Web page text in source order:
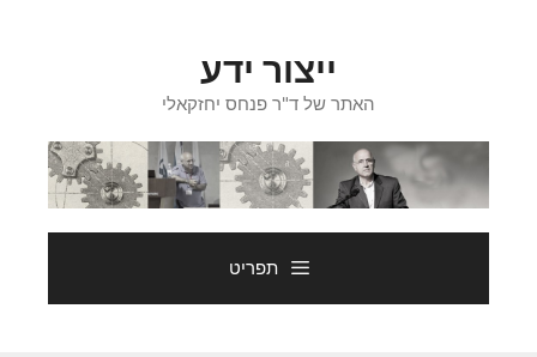
ייצור ידע
האתר של ד"ר פנחס יחזקאלי
תפריט